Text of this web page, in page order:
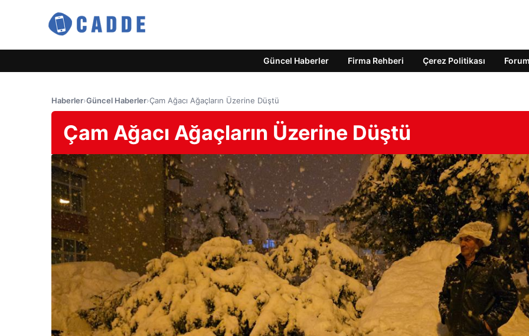
Güncel Haberler Firma Rehberi Çerez Politikası Forum
Haberler›Güncel Haberler›Çam Ağacı Ağaçların Üzerine Düştü
Çam Ağacı Ağaçların Üzerine Düştü